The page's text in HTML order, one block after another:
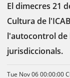
El dimecres 21
Cultura de
l'autocontrol de
jurisdiccionals.
Tue Nov 06 00:00:00